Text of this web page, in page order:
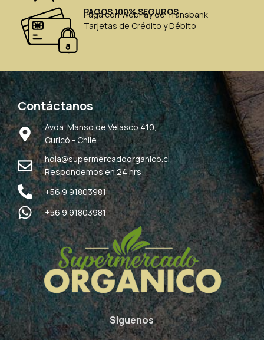
PAGOS 100% SEGUROS
Paga con WebPay de Transbank
Tarjetas de Crédito y Débito
Contáctanos
Avda. Manso de Velasco 410,
Curicó - Chile
hola@supermercadoorganico.cl
Respondemos en 24 hrs
+56 9 91803981
+56 9 91803981
Síguenos